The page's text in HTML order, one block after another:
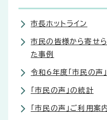
市長ホットライン
市民の皆様から寄せ
た事例
令和6年度「市民の声
「市民の声」の統計
「市民の声」ご利用案内